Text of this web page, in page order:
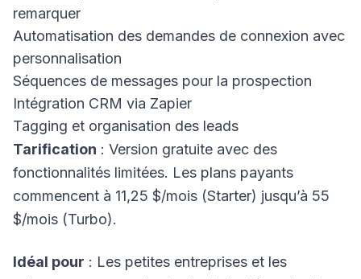
remarquer
Automatisation des demandes de connexion avec
personnalisation
Séquences de messages pour la prospection
Intégration CRM via Zapier
Tagging et organisation des leads
Tarification : Version gratuite avec des
fonctionnalités limitées. Les plans payants
commencent à 11,25 $/mois (Starter) jusqu’à 55
$/mois (Turbo).
Idéal pour : Les petites entreprises et les